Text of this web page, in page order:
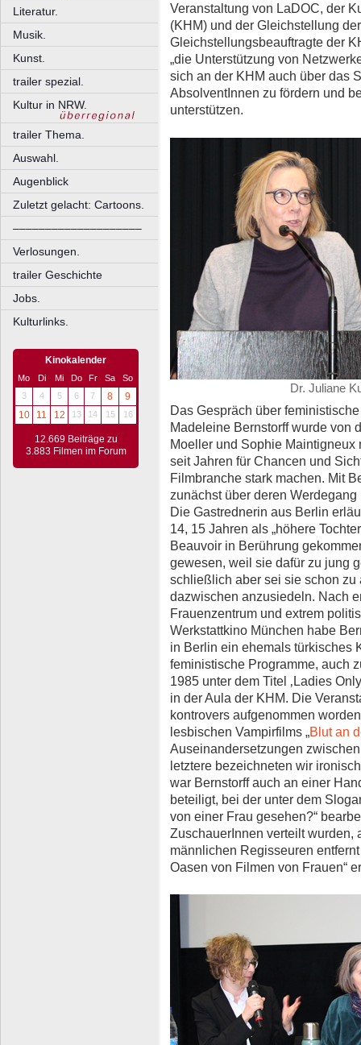
Literatur.
Musik.
Kunst.
trailer spezial.
Kultur in NRW.
trailer Thema.
Auswahl.
Augenblick
Zuletzt gelacht: Cartoons.
––––––––––––––––––––
Verlosungen.
trailer Geschichte
Jobs.
Kulturlinks.
Kinokalender
Mo Di Mi Do Fr Sa
So
3
4 5 6 7 8
9
10
11 12 13 14 15 16
12.669 Beiträge zu
3.883 Filmen im Forum
Veranstaltung von LaDOC, der
(KHM) und der Gleichstellung
Gleichstellungsbeauftragte der
„die Unterstützung von
sich an der KHM auch über das
AbsolventInnen zu fördern und
unterstützen.
Dr. Juliane
Das Gespräch über
Madeleine Bernstorff wurde von
Moeller und Sophie
seit Jahren für Chancen und
Filmbranche stark machen. Mit
zunächst über deren
Die Gastrednerin aus Berlin
14, 15 Jahren als „höhere
Beauvoir in Berührung
gewesen, weil sie dafür zu jung
schließlich aber sei sie schon
dazwischen anzusiedeln. Nach
Frauenzentrum und extrem
Werkstattkino München habe
in Berlin ein ehemals türkisches
feministische Programme, auch
1985 unter dem Titel ‚Ladies
in der Aula der KHM. Die
kontrovers aufgenommen
lesbischen Vampirfilms „ Blut an
Auseinandersetzungen
letztere bezeichneten wir
war Bernstorff auch an einer
beteiligt, bei der unter dem
von einer Frau gesehen?“
ZuschauerInnen verteilt wurden,
männlichen Regisseuren
Oasen von Filmen von Frauen“